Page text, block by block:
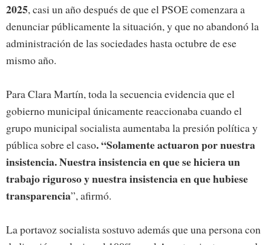
2025, casi un año después de que el PSOE comenzara a
denunciar públicamente la situación, y que no abandonó la
administración de las sociedades hasta octubre de ese
mismo año.
Para Clara Martín, toda la secuencia evidencia que el
gobierno municipal únicamente reaccionaba cuando el
grupo municipal socialista aumentaba la presión política y
pública sobre el caso. “Solamente actuaron por nuestra
insistencia. Nuestra insistencia en que se hiciera un
trabajo riguroso y nuestra insistencia en que hubiese
transparencia”, afirmó.
La portavoz socialista sostuvo además que una persona con